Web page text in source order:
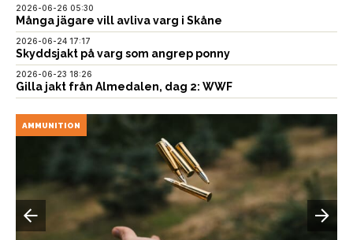
2026-06-26 05:30
Många jägare vill avliva varg i Skåne
2026-06-24 17:17
Skyddsjakt på varg som angrep ponny
2026-06-23 18:26
Gilla jakt från Almedalen, dag 2: WWF
AMMUNITION